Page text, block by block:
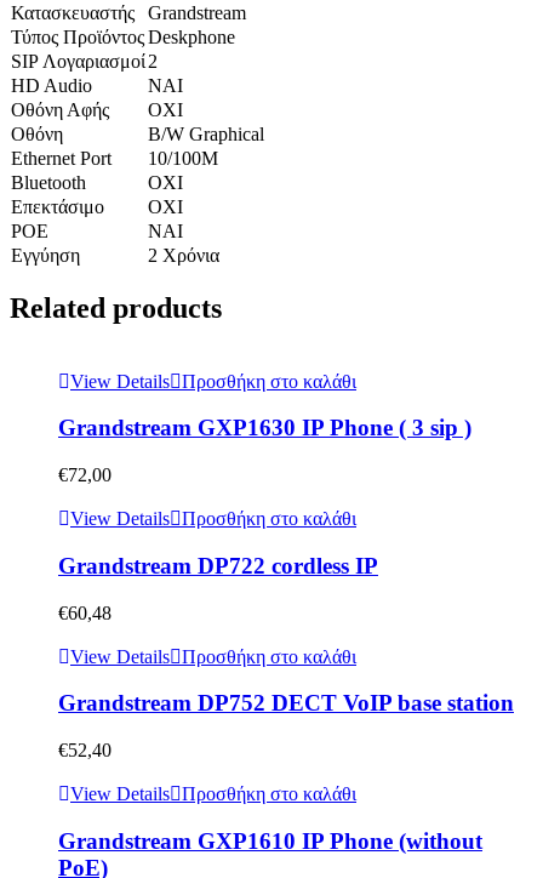
Κατασκευαστής
Grandstream
Τύπος ΠροϊόντοςDeskphone
SIP Λογαριασμοί2
HD Audio
ΝΑΙ
Οθόνη Αφής
ΟΧΙ
Οθόνη
B/W Graphical
Ethernet Port
10/100M
Bluetooth
ΟΧΙ
Επεκτάσιμο
ΟΧΙ
POE
ΝΑΙ
Εγγύηση
2 Χρόνια
Related products
View Details Προσθήκη στο καλάθι
Grandstream GXP1630 IP Phone ( 3 sip )
€72,00
View Details Προσθήκη στο καλάθι
Grandstream DP722 cordless IP
€60,48
View Details Προσθήκη στο καλάθι
Grandstream DP752 DECT VoIP base station
€52,40
View Details Προσθήκη στο καλάθι
Grandstream GXP1610 IP Phone (without
PoE)